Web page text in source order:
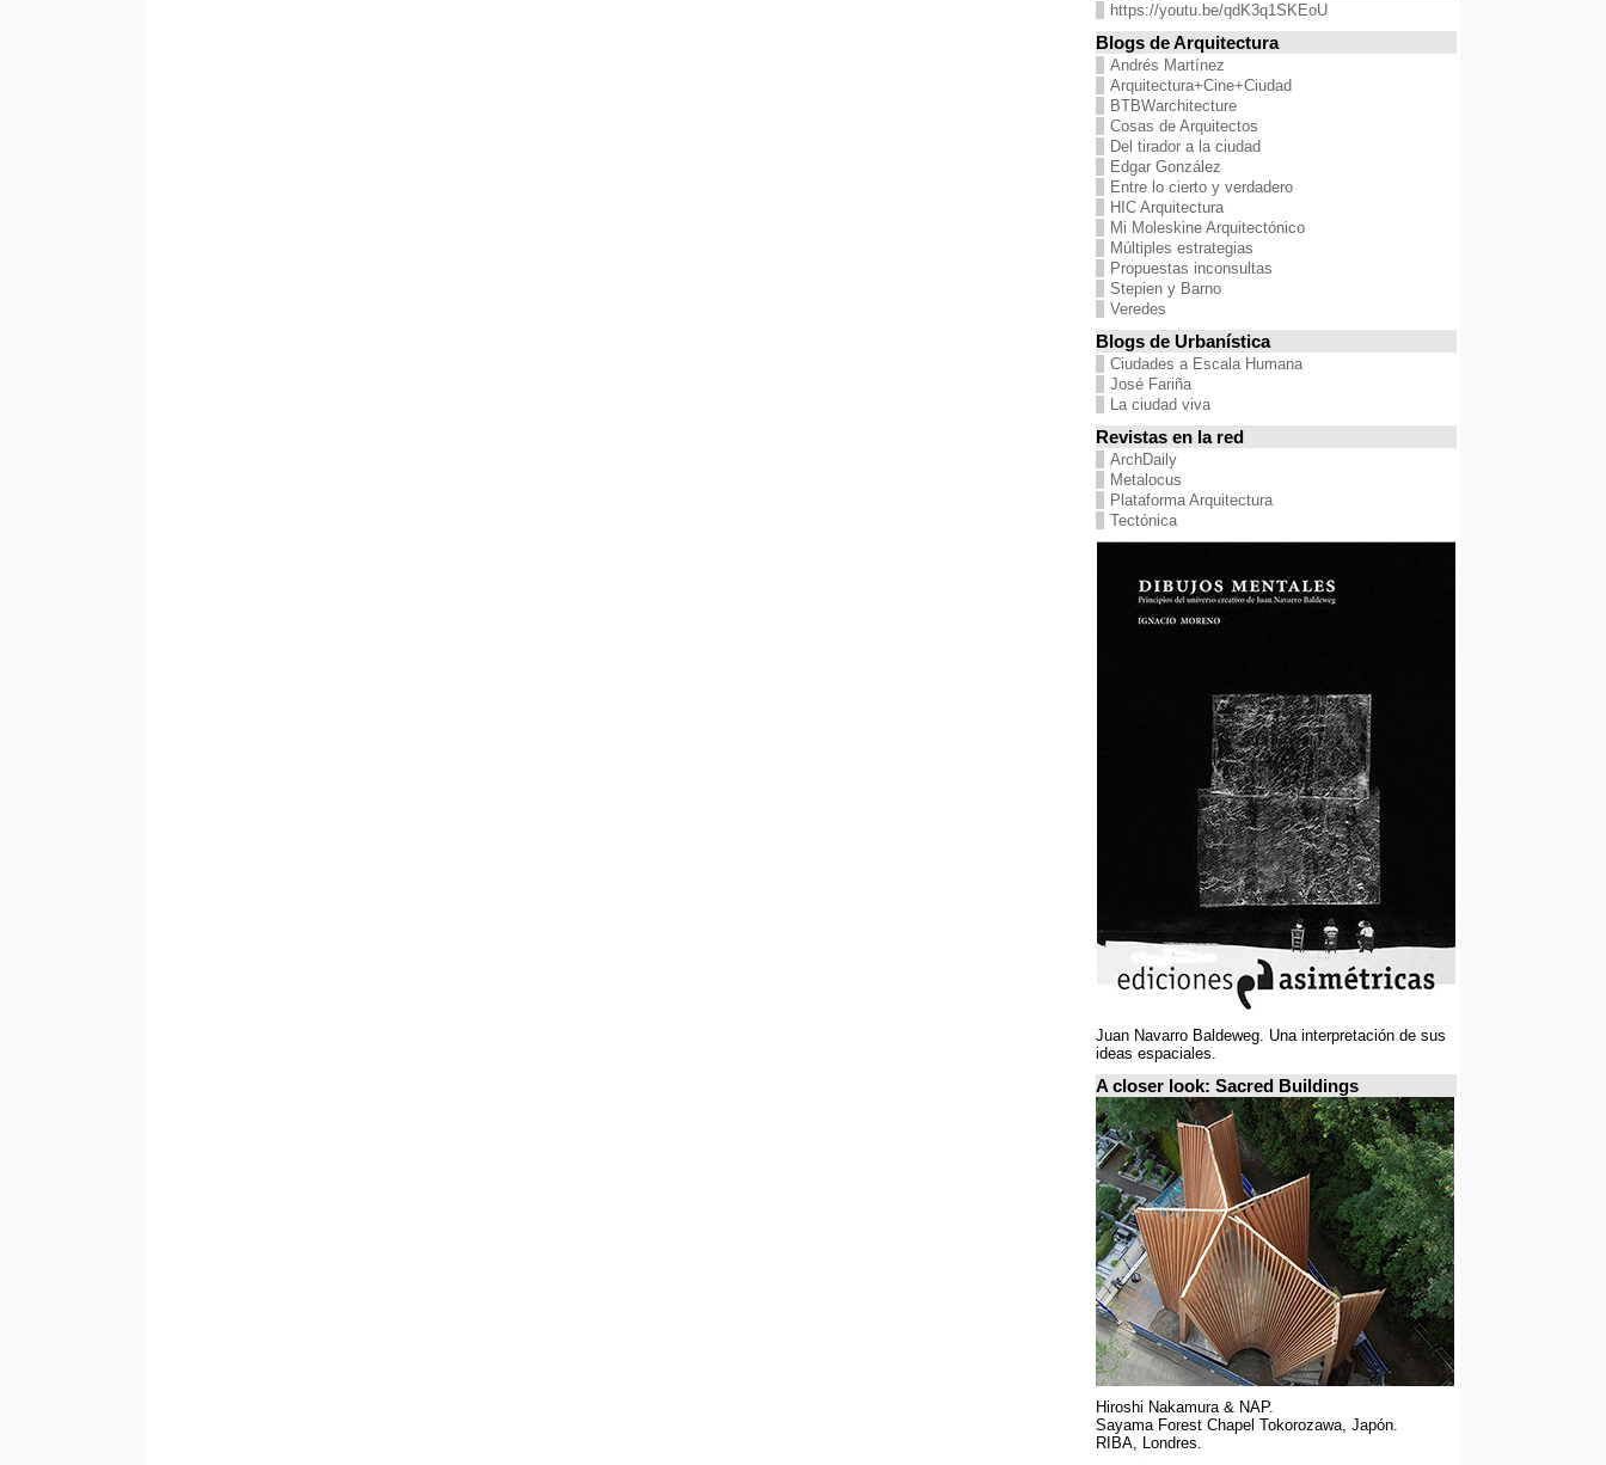
https://youtu.be/qdK3q1SKEoU
Blogs de Arquitectura
Andrés Martínez
Arquitectura+Cine+Ciudad
BTBWarchitecture
Cosas de Arquitectos
Del tirador a la ciudad
Edgar González
Entre lo cierto y verdadero
HIC Arquitectura
Mi Moleskine Arquitectónico
Múltiples estrategias
Propuestas inconsultas
Stepien y Barno
Veredes
Blogs de Urbanística
Ciudades a Escala Humana
José Fariña
La ciudad viva
Revistas en la red
ArchDaily
Metalocus
Plataforma Arquitectura
Tectónica
Juan Navarro Baldeweg. Una interpretación de sus
ideas espaciales.
A closer look: Sacred Buildings
Hiroshi Nakamura & NAP.
Sayama Forest Chapel Tokorozawa, Japón.
RIBA, Londres.